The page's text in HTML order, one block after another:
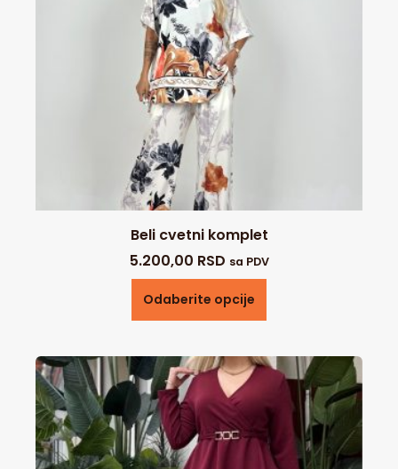
Beli cvetni komplet
5.200,00 RSD sa PDV
Odaberite opcije